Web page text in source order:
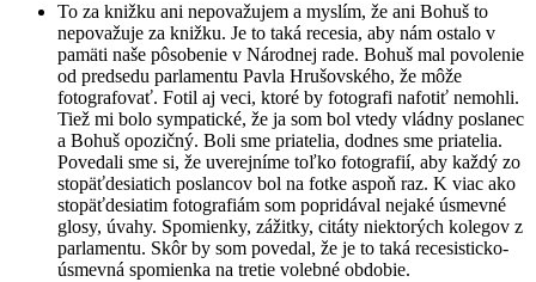
To za knižku ani nepovažujem a myslím, že ani Bohuš to
nepovažuje za knižku. Je to taká recesia, aby nám ostalo v
pamäti naše pôsobenie v Národnej rade. Bohuš mal povolenie
od predsedu parlamentu Pavla Hrušovského, že môže
fotografovať. Fotil aj veci, ktoré by fotografi nafotiť nemohli.
Tiež mi bolo sympatické, že ja som bol vtedy vládny poslanec
a Bohuš opozičný. Boli sme priatelia, dodnes sme priatelia.
Povedali sme si, že uverejníme toľko fotografií, aby každý zo
stopäťdesiatich poslancov bol na fotke aspoň raz. K viac ako
stopäťdesiatim fotografiám som popridával nejaké úsmevné
glosy, úvahy. Spomienky, zážitky, citáty niektorých kolegov z
parlamentu. Skôr by som povedal, že je to taká recesisticko-
úsmevná spomienka na tretie volebné obdobie.